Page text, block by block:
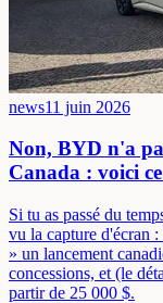
news11 juin 2026
Non, BYD n'a
Canada : voici
Si tu as passé du
vu la capture d'écran
» un lancement
concessions, et (le
partir de 25 000 $.